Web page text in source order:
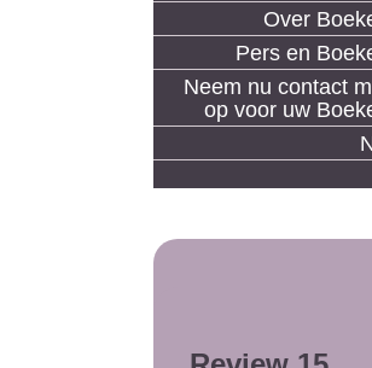
Over
Pers en
Neem nu contact
op voor uw
boek uitgeven en